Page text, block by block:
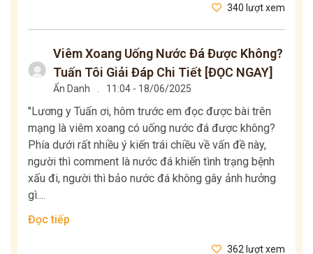
340 lượt xem
Viêm Xoang Uống Nước Đá Được Không?
Tuấn Tôi Giải Đáp Chi Tiết [ĐỌC NGAY]
Ẩn Danh 11:04 - 18/06/2025
"Lương y Tuấn ơi, hôm trước em đọc được bài trên
mạng là viêm xoang có uống nước đá được không?
Phía dưới rất nhiều ý kiến trái chiều về vấn đề này,
người thì comment là nước đá khiến tình trạng bệnh
xấu đi, người thì bảo nước đá không gây ảnh hưởng
gì....
Đọc tiếp
362 lượt xem